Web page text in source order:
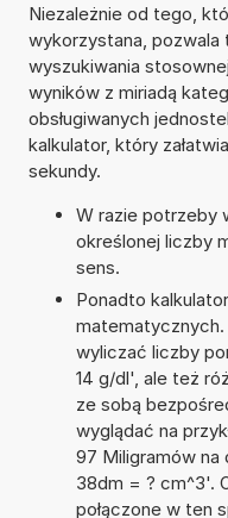
Niezależnie od tego,
wykorzystana, pozwala
wyszukiwania
wyników z miriadą
obsługiwanych
kalkulator, który
sekundy.
W razie potrzeby
określonej liczby
sens.
Ponadto
wyliczać liczby
14 g/dl', ale też
ze sobą
wyglądać na
97 Miligramów
38dm = ? cm^3'.
połączone w ten